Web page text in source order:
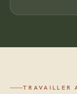
TRAVAILLER